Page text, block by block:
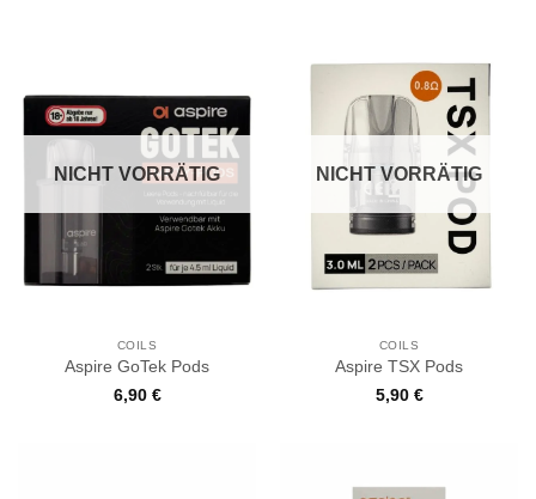
NICHT VORRÄTIG
COILS
Aspire GoTek Pods
6,90 €
NICHT VORRÄTIG
COILS
Aspire TSX Pods
5,90 €